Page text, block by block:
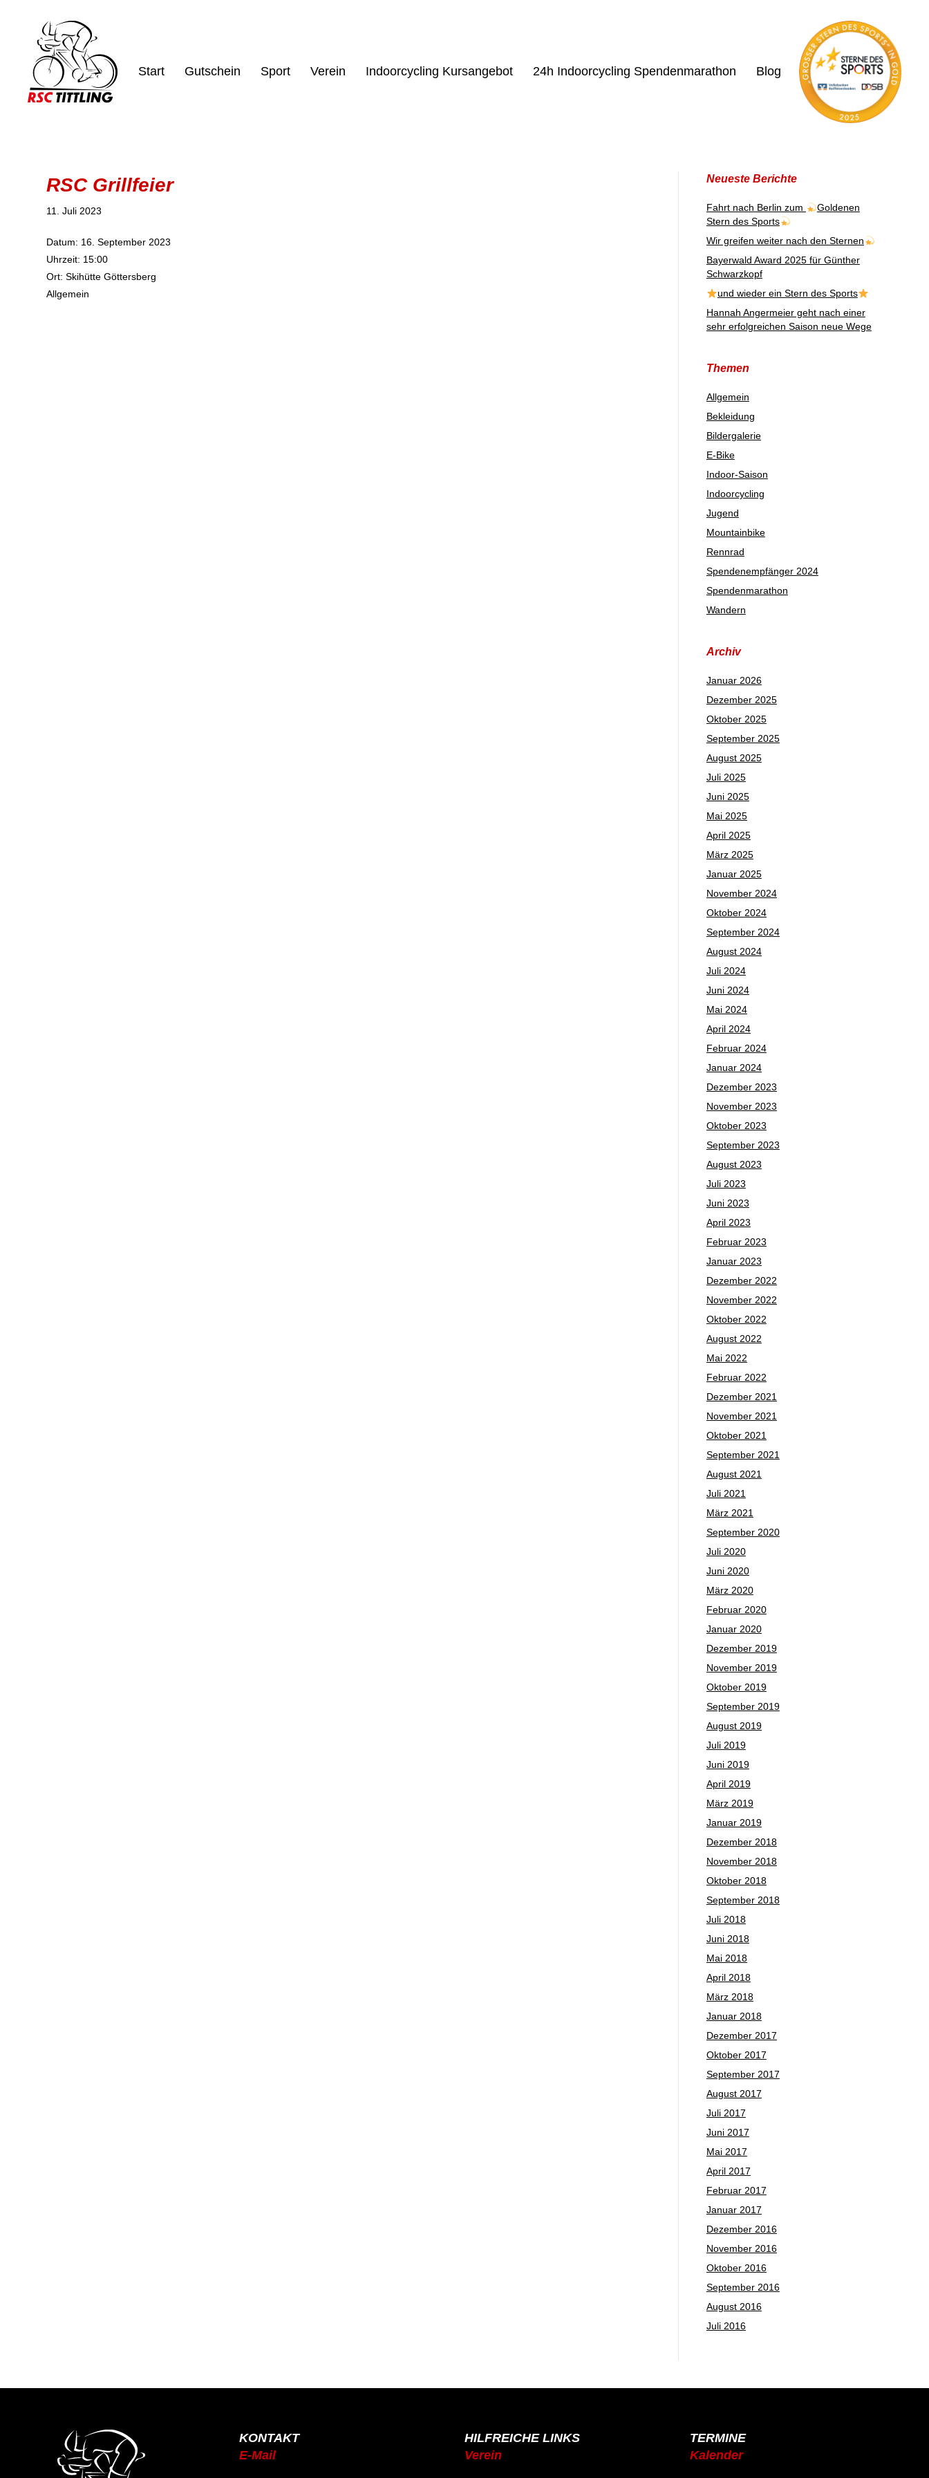
Start Gutschein Sport Verein Indoorcycling Kursangebot 24h Indoorcycling Spendenmarathon Blog
RSC Grillfeier
11. Juli 2023
Datum: 16. September 2023
Uhrzeit: 15:00
Ort:Skihütte Göttersberg
Allgemein
Neueste Berichte
Fahrt nach Berlin zum
Goldenen
Stern des Sports
Wir greifen weiter nach den Sternen
Bayerwald Award 2025 für Günther
Schwarzkopf
und wieder ein Stern des Sports
Hannah Angermeier geht nach einer
sehr erfolgreichen Saison neue Wege
Themen
Allgemein
Bekleidung
Bildergalerie
E-Bike
Indoor-Saison
Indoorcycling
Jugend
Mountainbike
Rennrad
Spendenempfänger 2024
Spendenmarathon
Wandern
Archiv
Januar 2026
Dezember 2025
Oktober 2025
September 2025
August 2025
Juli 2025
Juni 2025
Mai 2025
April 2025
März 2025
Januar 2025
November 2024
Oktober 2024
September 2024
August 2024
Juli 2024
Juni 2024
Mai 2024
April 2024
Februar 2024
Januar 2024
Dezember 2023
November 2023
Oktober 2023
September 2023
August 2023
Juli 2023
Juni 2023
April 2023
Februar 2023
Januar 2023
Dezember 2022
November 2022
Oktober 2022
August 2022
Mai 2022
Februar 2022
Dezember 2021
November 2021
Oktober 2021
September 2021
August 2021
Juli 2021
März 2021
September 2020
Juli 2020
Juni 2020
März 2020
Februar 2020
Januar 2020
Dezember 2019
November 2019
Oktober 2019
September 2019
August 2019
Juli 2019
Juni 2019
April 2019
März 2019
Januar 2019
Dezember 2018
November 2018
Oktober 2018
September 2018
Juli 2018
Juni 2018
Mai 2018
April 2018
März 2018
Januar 2018
Dezember 2017
Oktober 2017
September 2017
August 2017
Juli 2017
Juni 2017
Mai 2017
April 2017
Februar 2017
Januar 2017
Dezember 2016
November 2016
Oktober 2016
September 2016
August 2016
Juli 2016
KONTAKT
E-Mail
HILFREICHE LINKS
Verein
TERMINE
Kalender